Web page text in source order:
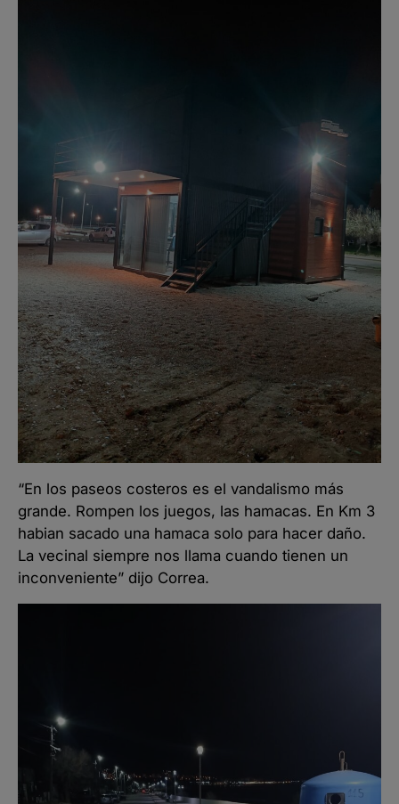
“En los paseos costeros es el vandalismo más
grande. Rompen los juegos, las hamacas. En Km 3
habian sacado una hamaca solo para hacer daño.
La vecinal siempre nos llama cuando tienen un
inconveniente” dijo Correa.